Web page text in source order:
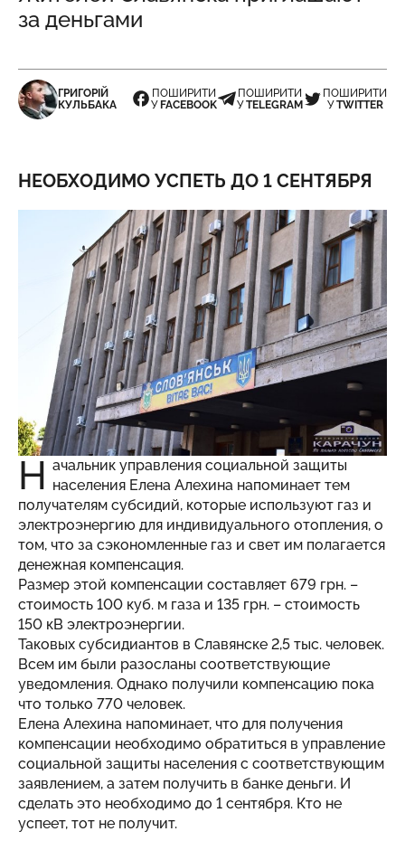
за деньгами
ГРИГОРІЙ
КУЛЬБАКА
ПОШИРИТИ
У FACEBOOK
ПОШИРИТИ
УTELEGRAM
ПОШИРИТИ
УTWITTER
НЕОБХОДИМО УСПЕТЬ ДО 1 СЕНТЯБРЯ
Н ачальник управления социальной защиты
населения Елена Алехина напоминает тем
получателям субсидий, которые используют газ и
электроэнергию для индивидуального отопления, о
том, что за сэкономленные газ и свет им полагается
денежная компенсация.
Размер этой компенсации составляет 679 грн. –
стоимость 100 куб. м газа и 135 грн. – стоимость
150 кВ электроэнергии.
Таковых субсидиантов в Славянске 2,5 тыс. человек.
Всем им были разосланы соответствующие
уведомления. Однако получили компенсацию пока
что только 770 человек.
Елена Алехина напоминает, что для получения
компенсации необходимо обратиться в управление
социальной защиты населения с соответствующим
заявлением, а затем получить в банке деньги. И
сделать это необходимо до 1 сентября. Кто не
успеет, тот не получит.